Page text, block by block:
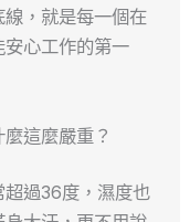
，就是每一個在
心工作的第一
這麼嚴重？
過36度，濕度也